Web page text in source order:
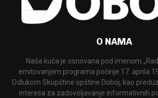
O NAMA
Naša kuća je osnovana pod imenom
emitovanjem programa počinje 17. aprila
Odlukom Skupštine opštine Doboj, kao
interesa za zadovoljavanje informativnih